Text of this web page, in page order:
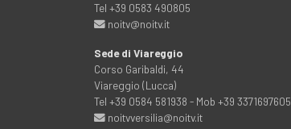
Tel +39 0583 490805
noitv@noitv.it
Sede di Viareggio
Corso Garibaldi, 44
Viareggio (Lucca)
Tel +39 0584 581938 - Mob +39 3371697605
noitvversilia@noitv.it